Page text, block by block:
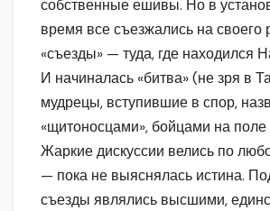
собственные ешивы. Но в
время все съезжались на своего
«съезды» — туда, где находился
И начиналась «битва» (не зря в
мудрецы, вступившие в спор,
«щитоносцами», бойцами на поле
Жаркие дискуссии велись по
— пока не выяснялась истина.
съезды являлись высшими,